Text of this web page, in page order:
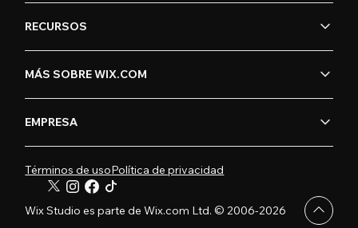
RECURSOS
MÁS SOBRE WIX.COM
EMPRESA
Términos de usoPolítica de privacidad
Wix Studio es parte de Wix.com Ltd. © 2006-2026